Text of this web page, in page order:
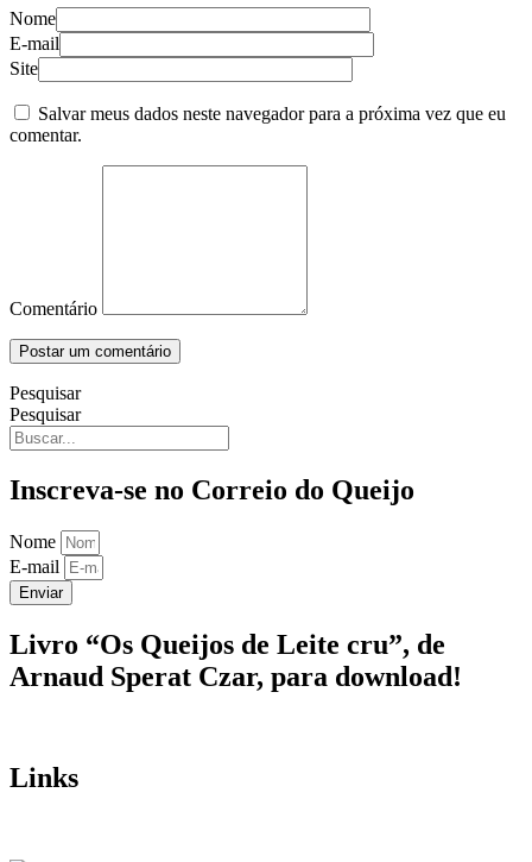
Nome
E-mail
Site
Salvar meus dados neste navegador para a próxima vez que eu
comentar.
Comentário
Pesquisar
Pesquisar
Inscreva-se no Correio do Queijo
Nome
E-mail
Enviar
Livro “Os Queijos de Leite cru”, de
Arnaud Sperat Czar, para download!
Links